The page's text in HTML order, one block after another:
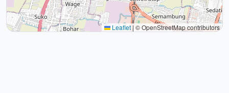
Leaflet| © OpenStreetMap contributors